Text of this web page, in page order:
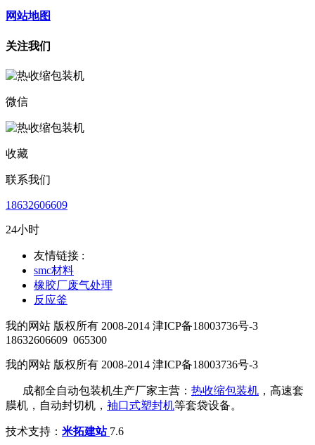
网站地图
关注我们
微信
收藏
联系我们
18632606609
24小时
友情链接 :
smc材料
橡胶厂废气处理
反应釜
我的网站 版权所有 2008-2014 津ICP备18003736号-3
18632606609 065300
我的网站 版权所有 2008-2014 津ICP备18003736号-3
成都全自动包装机生产厂家主营： 热收缩包装机 ，高速套
膜机，自动封切机， 袖口式塑封机等套袋设备。
技术支持： 米拓建站 7.6